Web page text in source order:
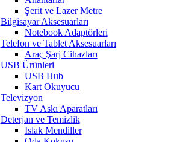
Şerit ve Lazer Metre
Bilgisayar Aksesuarları
Notebook Adaptörleri
Telefon ve Tablet Aksesuarları
Araç Şarj Cihazları
USB Ürünleri
USB Hub
Kart Okuyucu
Televizyon
TV Askı Aparatları
Deterjan ve Temizlik
Islak Mendiller